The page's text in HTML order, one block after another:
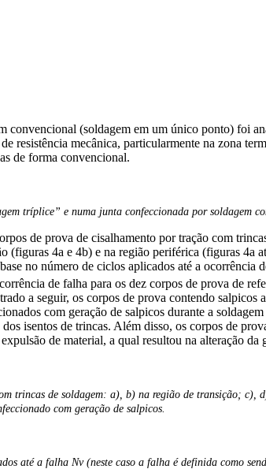
convencional (soldagem em um único ponto) foi
resistência mecânica, particularmente na zona
de forma convencional.
tríplice” e numa junta confeccionada por soldagem
de prova de cisalhamento por tração com
4a e 4b) e na região periférica (figuras 4a
no número de ciclos aplicados até a ocorrência
de falha para os dez corpos de prova de
a seguir, os corpos de prova contendo
com geração de salpicos durante a
isentos de trincas. Além disso, os corpos de
de material, a qual resultou na alteração
trincas de soldagem: a), b) na região de transição;
com geração de salpicos.
até a falha Nv (neste caso a falha é definida como